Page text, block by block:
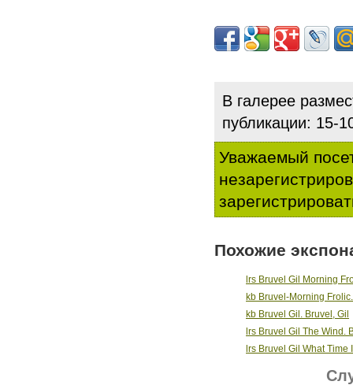
В галерее
публикации:
Уважаемый
Похожие
lrs Bruvel Gil Morning
kb Bruvel-Morning
kb Bruvel Gil. Bruvel, Gil
lrs Bruvel Gil The Wind.
lrs Bruvel Gil What Time